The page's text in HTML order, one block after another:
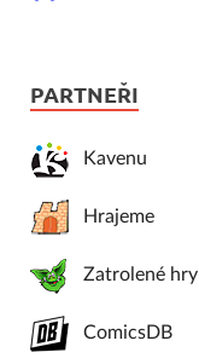
PARTNEŘI
Kavenu
Hrajeme
Zatrolené hry
ComicsDB